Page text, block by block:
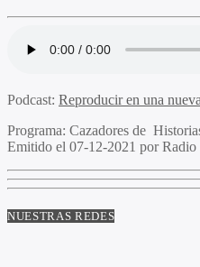
Podcast: Reproducir en una
Programa: Cazadores de
Emitido el 07-12-2021 por
NUESTRAS REDES